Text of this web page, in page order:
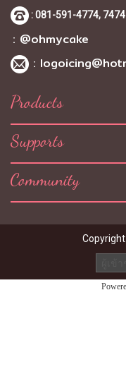
: 081-591-4774, 7474
: @ohmycake
:
Products
Supports
Community